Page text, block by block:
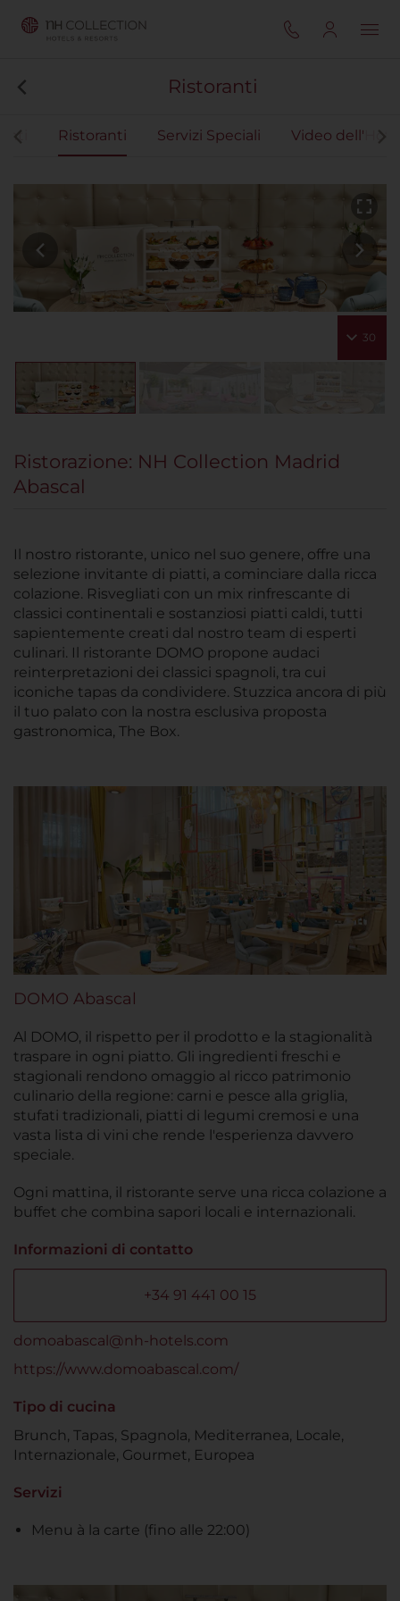
Ristoranti
Ristoranti Servizi Speciali Video
30
Ristorazione: NH Collection Madrid
Abascal
Il nostro ristorante, unico nel suo genere, offre una
selezione invitante di piatti, a cominciare dalla ricca
colazione. Risvegliati con un mix rinfrescante di
classici continentali e sostanziosi piatti caldi, tutti
sapientemente creati dal nostro team di esperti
culinari. Il ristorante DOMO propone audaci
reinterpretazioni dei classici spagnoli, tra cui
iconiche tapas da condividere. Stuzzica ancora di più
il tuo palato con la nostra esclusiva proposta
gastronomica, The Box.
DOMO Abascal
Al DOMO, il rispetto per il prodotto e la stagionalità
traspare in ogni piatto. Gli ingredienti freschi e
stagionali rendono omaggio al ricco patrimonio
culinario della regione: carni e pesce alla griglia,
stufati tradizionali, piatti di legumi cremosi e una
vasta lista di vini che rende l'esperienza davvero
speciale.
Ogni mattina, il ristorante serve una ricca colazione a
buffet che combina sapori locali e internazionali.
Informazioni di contatto
+34 91 441 00 15
domoabascal@nh-hotels.com
https://www.domoabascal.com/
Tipo di cucina
Brunch, Tapas, Spagnola, Mediterranea, Locale,
Internazionale, Gourmet, Europea
Servizi
Menu à la carte (fino alle 22:00)